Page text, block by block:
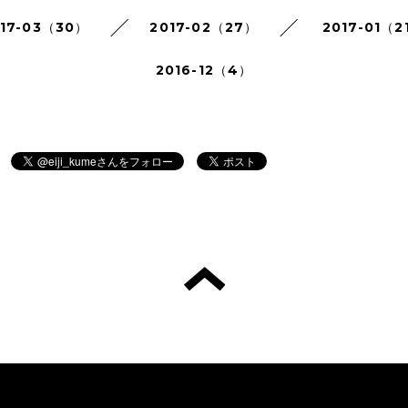
03（30） 2017-02（27） 2017-01（
2016-12（4）